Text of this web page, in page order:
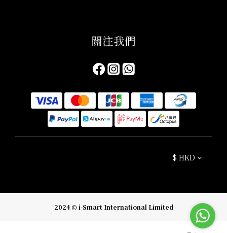
關注我們​
$ HKD
2024 © i-Smart International Limited